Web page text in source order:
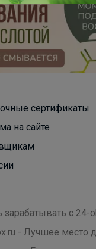
сертификаты
на сайте
зарабатывать с 24-
- Лучшее место
— это
цены. От 503